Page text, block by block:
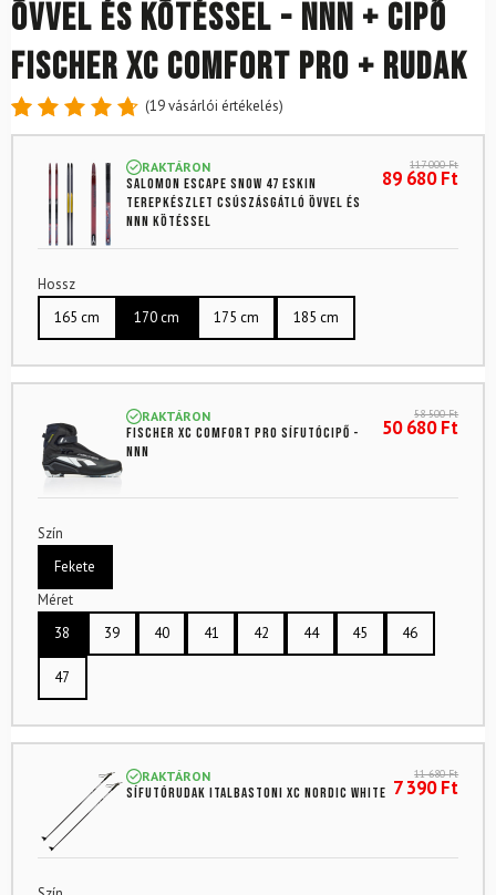
övvel és kötéssel - NNN + Cipő
FISCHER XC Comfort Pro + rudak
Értékelés
5-ből,
19
értékelés
alapján
(19vásárlói értékelés)
RAKTÁRON
SALOMON Escape Snow 47 eSkin
terepkészlet csúszásgátló övvel és
NNN kötéssel
117 000Ft
89 680Ft
Hossz
165 cm
170 cm 175 cm 185 cm
RAKTÁRON
FISCHER XC Comfort Pro sífutócipő -
NNN
58 500Ft
50 680Ft
Szín
Fekete
Méret
38
39 40 41 42 44 45 46
47
RAKTÁRON
Sífutórudak ITALBASTONI XC Nordic White
11 680Ft
7 390Ft